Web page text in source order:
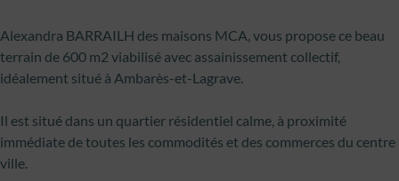
Alexandra BARRAILH des maisons MCA, vous propose ce beau
terrain de 600 m2 viabilisé avec assainissement collectif,
idéalement situé à Ambarès-et-Lagrave.
Il est situé dans un quartier résidentiel calme, à proximité
immédiate de toutes les commodités et des commerces du centre
ville.